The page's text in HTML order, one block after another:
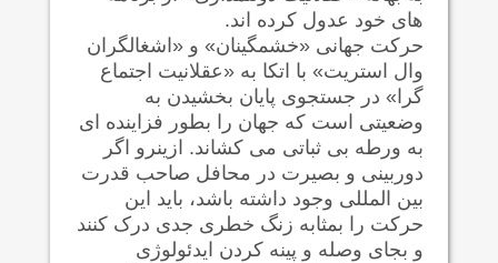
های خود عدول کرده اند.
حرکت جهانی «خشمگینان» و «اشغالگران
وال استریت» با اتکا به «عقلانیت اجتماع
گرا» در جستجوی پایان بخشیدن به
وضعیتی است که جهان را بطور فزاینده ای
به ورطه بی ثباتی می کشاند. ازینرو اگر
دوربینی و بصیرت در محافل صاحب قدرت
بین المللی وجود داشته باشد، باید این
حرکت را بمثابه زنگ خطری جدی درک کنند
و بجای وصله و پینه کردن ایدئولوژی